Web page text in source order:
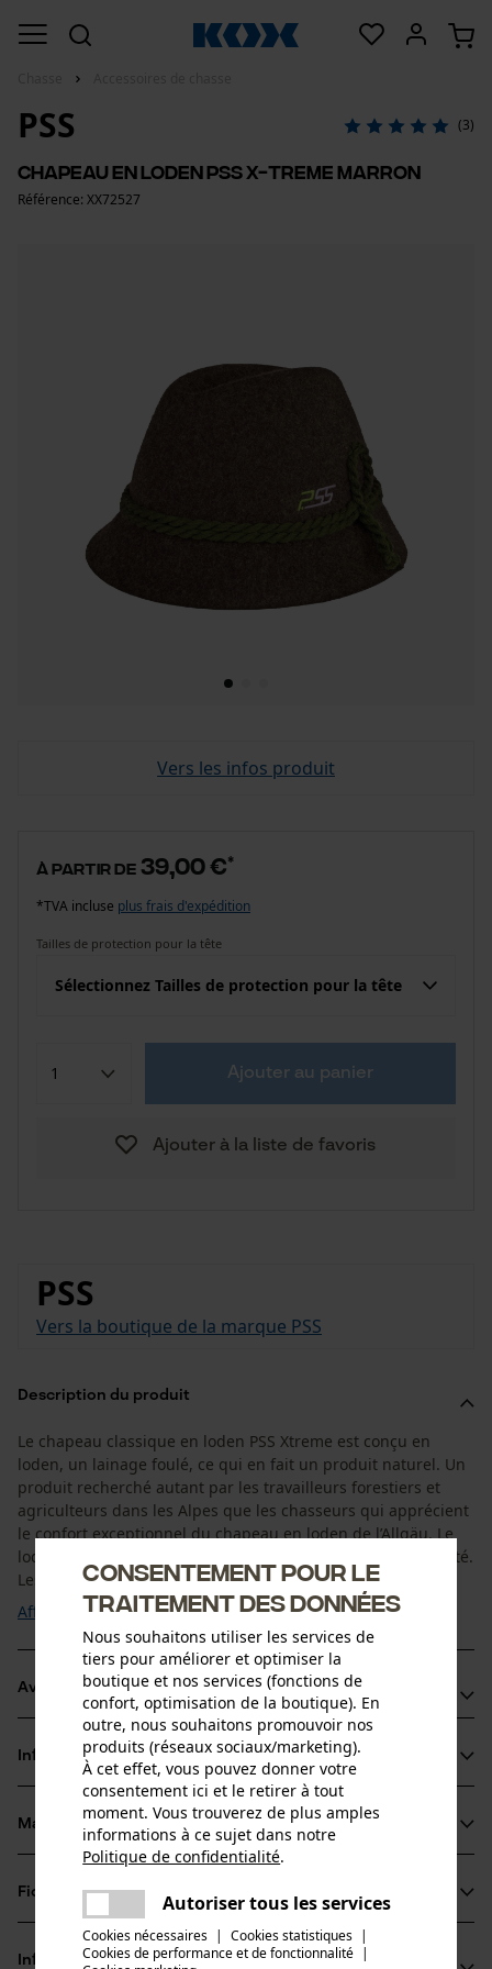
PSS (3)
Chapeau en loden PSS X-treme marron
Référence: XX72527
Vers les infos produit
à partir de 39,00 €*
*TVA incluse plus frais d'expédition
Tailles de protection pour la tête
Sélectionnez Tailles de protection pour la tête
Ajouter au panier
Ajouter à la liste de favoris
PSS
Vers la boutique de la marque PSS
Description du produit
Le chapeau classique en loden PSS Xtreme est conçu en
loden, un lainage foulé, ce qui en fait un produit naturel. Un
produit recherché autant par les travailleurs forestiers et
agriculteurs dans les Alpes que les chasseurs qui apprécient
le confort exceptionnel du chapeau en loden de l’Allgäu. Le
loden résiste aux saletés, mais aussi à la pluie et à l’humidité.
Les vêtements ...
Afficher plus
Avantages du produit
Le chapeau en loden est très stable et robuste
Idéal pour les activités à l'extérieur
Produit naturel simple à entretenir
Informations sur le produit
Détails du produit
Type dactivité
Pêcher, Travailler, Randonnée, Chasser
Matériau & entretien
Matériau principal
Fiches techniques
Fiche de données de sécurité du produit (PDF)
Informations fabricant
Consentement pour le
traitement des données
Nous souhaitons utiliser les services de
tiers pour améliorer et optimiser la
boutique et nos services (fonctions de
confort, optimisation de la boutique). En
outre, nous souhaitons promouvoir nos
produits (réseaux sociaux/marketing).
À cet effet, vous pouvez donner votre
consentement ici et le retirer à tout
moment. Vous trouverez de plus amples
informations à ce sujet dans notre
Politique de confidentialité.
Autoriser tous les services
Cookies nécessaires | Cookies statistiques |
Cookies de performance et de fonctionnalité |
Une erreur s'est produite. Veuillez
essayer encore.
partager
partager
mail